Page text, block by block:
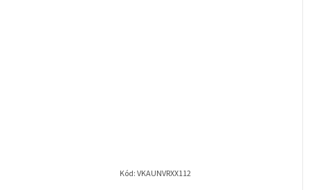
Kód:VKAUNVRXX112